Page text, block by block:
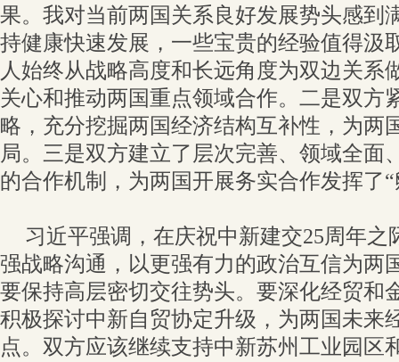
果。我对当前两国关系良好发展势头感到
持健康快速发展，一些宝贵的经验值得汲
人始终从战略高度和长远角度为双边关系
关心和推动两国重点领域合作。二是双方
略，充分挖掘两国经济结构互补性，为两
局。三是双方建立了层次完善、领域全面
的合作机制，为两国开展务实合作发挥了
习近平强调，在庆祝中新建交25周年之
强战略沟通，以更强有力的政治互信为两
要保持高层密切交往势头。要深化经贸和
积极探讨中新自贸协定升级，为两国未来
点。双方应该继续支持中新苏州工业园区